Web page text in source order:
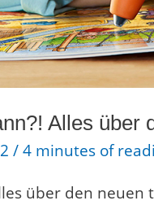
Alles über
/4 minutes of
über den